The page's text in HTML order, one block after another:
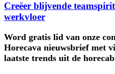
Creëer blijvende
werkvloer
Word gratis lid van onze
Horecava nieuwsbrief met
laatste trends uit de